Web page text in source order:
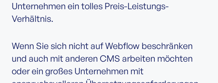
Unternehmen ein tolles Preis-Leistungs-
Verhältnis.
Wenn Sie sich nicht auf Webflow beschränken
und auch mit anderen CMS arbeiten möchten
oder ein großes Unternehmen mit